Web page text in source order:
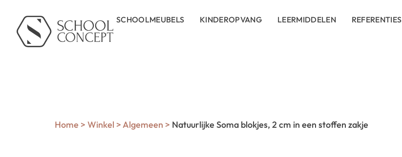
SCHOOLMEUBELS KINDEROPVANG LEERMIDDELEN REFERENTIES
Home > Winkel >Algemeen > Natuurlijke Soma blokjes, 2 cm in een stoffen zakje